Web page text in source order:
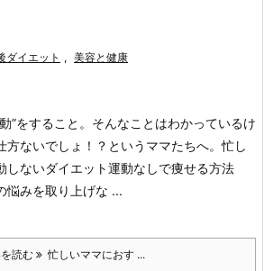
ダイエット , 美容と健康
”をすること。そんなことはわかっているけ
方ないでしょ！？というママたちへ。忙し
しないダイエット運動なしで痩せる方法
悩みを取り上げな ...
読む 忙しいママにおす ...